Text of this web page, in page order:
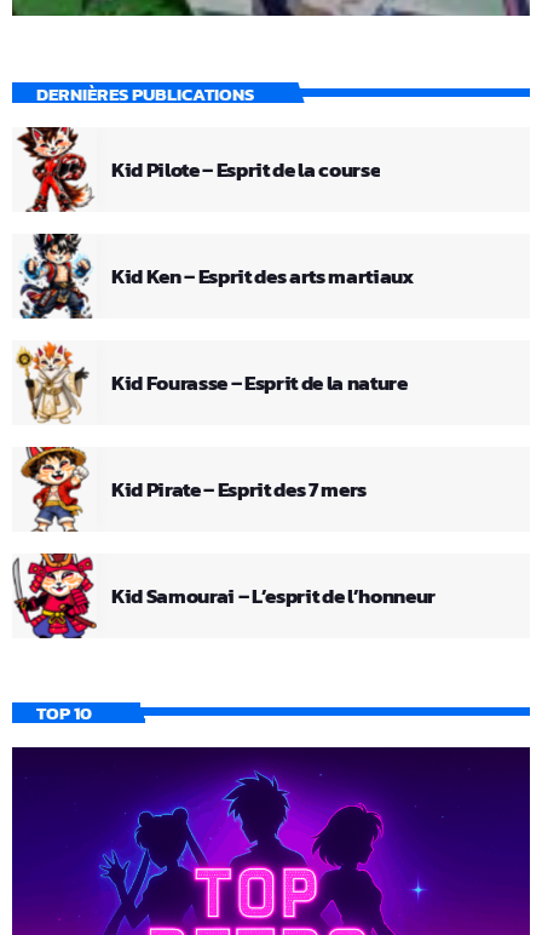
DERNIÈRES PUBLICATIONS
Kid Pilote – Esprit de la course
Kid Ken – Esprit des arts martiaux
Kid Fourasse – Esprit de la nature
Kid Pirate – Esprit des 7 mers
Kid Samourai – L’esprit de l’honneur
TOP 10